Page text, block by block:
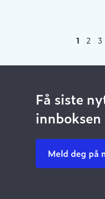
1 2 3
Få siste
innboksen
Meld deg på